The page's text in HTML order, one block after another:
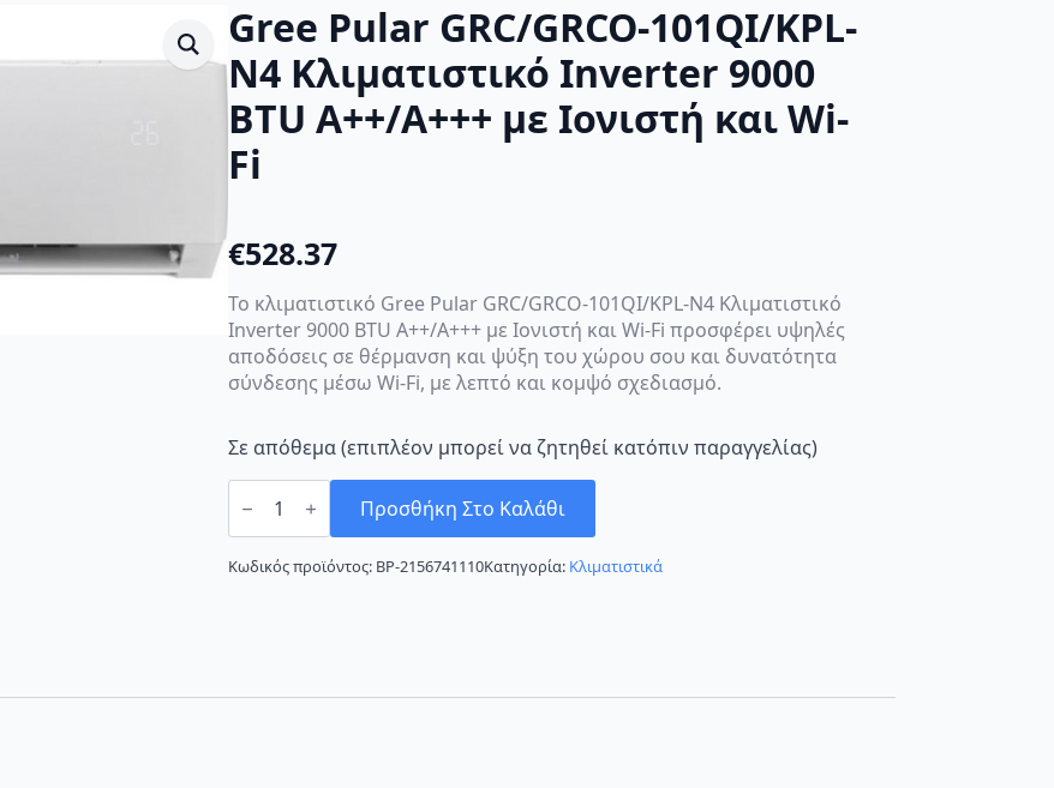
Gree Pular GRC/GRCO-101QI/KPL-
N4 Κλιματιστικό Inverter 9000
BTU A++/A+++ με Ιονιστή και Wi-
Fi
€528.37
Το κλιματιστικό Gree Pular GRC/GRCO-101QI/KPL-N4 Κλιματιστικό
Inverter 9000 BTU A++/A+++ με Ιονιστή και Wi-Fi προσφέρει υψηλές
αποδόσεις σε θέρμανση και ψύξη του χώρου σου και δυνατότητα
σύνδεσης μέσω Wi-Fi, με λεπτό και κομψό σχεδιασμό.
Σε απόθεμα (επιπλέον μπορεί να ζητηθεί κατόπιν παραγγελίας)
Gree
Pular
101QI/KPL-
N4
Κλιματιστικό
Ιονιστή
Προσθήκη Στο Καλάθι
Κωδικός προϊόντος: BP-2156741110Κατηγορία: Κλιματιστικά